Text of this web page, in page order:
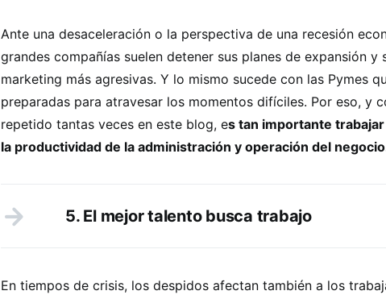
Ante una desaceleración o la perspectiva de una recesión
grandes compañías suelen detener sus planes de expansión y
marketing más agresivas. Y lo mismo sucede con las Pymes
preparadas para atravesar los momentos difíciles. Por eso, y
repetido tantas veces en este blog, es tan importante
la productividad de la administración y operación del
5. El mejor talento busca trabajo
En tiempos de crisis, los despidos afectan también a los